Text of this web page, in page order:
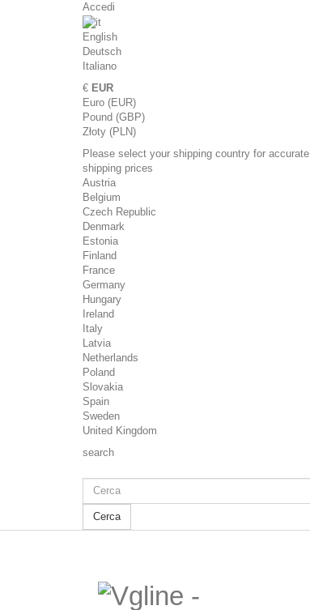
Accedi
English
Deutsch
Italiano
€ EUR
Euro (EUR)
Pound (GBP)
Złoty (PLN)
Please select your shipping country for accurate
shipping prices
Austria
Belgium
Czech Republic
Denmark
Estonia
Finland
France
Germany
Hungary
Ireland
Italy
Latvia
Netherlands
Poland
Slovakia
Spain
Sweden
United Kingdom
search
Cerca